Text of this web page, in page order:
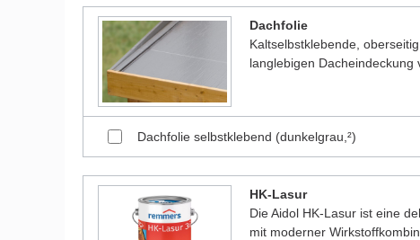
Dachfolie
Kaltselbstklebende,
langlebigen Dacheindeckung
Dachfolie selbstklebend (dunkelgrau,²)
HK-Lasur
Die Aidol HK-Lasur ist eine
mit moderner